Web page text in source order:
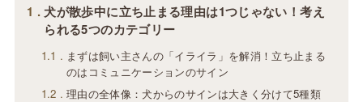
1
犬が散歩中に立ち止まる理由は1つじゃない！考え
られる5つのカテゴリー
1.1
まずは飼い主さんの「イライラ」を解消！立ち止まる
のはコミュニケーションのサイン
1.2
理由の全体像：犬からのサインは大きく分けて5種類